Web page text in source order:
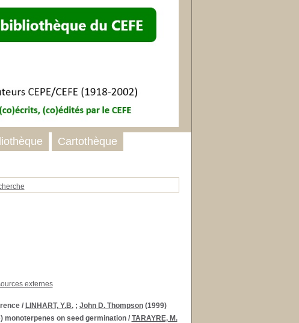
externes
/ LINHART, Y.B.; John D. Thompson(1999)
monoterpenes on seed germination/ TARAYRE, M.
Cartothèque